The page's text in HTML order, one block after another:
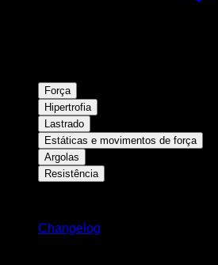
Força
Hipertrofia
Lastrado
Estáticas e movimentos de força
Argolas
Resistência
Changelog